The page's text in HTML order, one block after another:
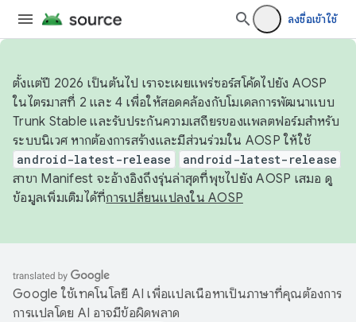
ลงชื่อเข้าใช้
ตั้งแต่ปี 2026 เป็นต้นไป เราจะเผยแพร่ซอร์สโค้ดไปยัง AOSP
ในไตรมาสที่ 2 และ 4 เพื่อให้สอดคล้องกับโมเดลการพัฒนาแบบ
Trunk Stable และรับประกันความเสถียรของแพลตฟอร์มสำหรับ
ระบบนิเวศ หากต้องการสร้างและมีส่วนร่วมใน AOSP ให้ใช้
android-latest-release android-latest-release
สาขา Manifest จะอ้างอิงถึงรุ่นล่าสุดที่พุชไปยัง AOSP เสมอ ดู
ข้อมูลเพิ่มเติมได้ที่การเปลี่ยนแปลงใน AOSP
Google ใช้เทคโนโลยี AI เพื่อแปลเนื้อหาเป็นภาษาที่คุณต้องการ
การแปลโดย AI อาจมีข้อผิดพลาด